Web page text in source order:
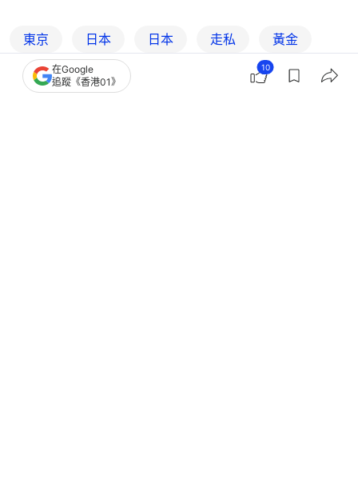
東京 日本 日本 走私 黃金
在Google
追蹤《香港01》
10